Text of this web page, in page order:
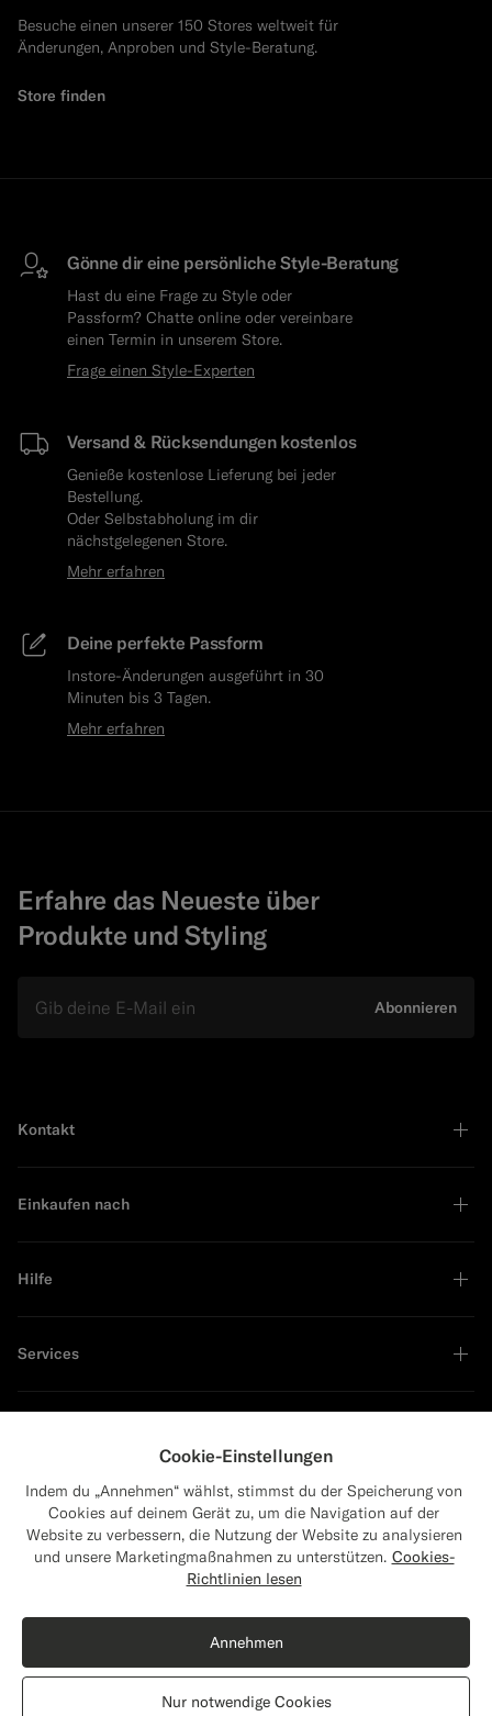
Besuche einen unserer 150 Stores weltweit für
Änderungen, Anproben und Style-Beratung.
Store finden
Gönne dir eine persönliche Style-Beratung
Hast du eine Frage zu Style oder
Passform? Chatte online oder vereinbare
einen Termin in unserem Store.
Frage einen Style-Experten
Versand & Rücksendungen kostenlos
Genieße kostenlose Lieferung bei jeder
Bestellung.
Oder Selbstabholung im dir
nächstgelegenen Store.
Mehr erfahren
Deine perfekte Passform
Instore-Änderungen ausgeführt in 30
Minuten bis 3 Tagen.
Mehr erfahren
Erfahre das Neueste über
Produkte und Styling
Abonnieren
Kontakt
Einkaufen nach
Hilfe
Services
Führend in Nachhaltigkeit
Close
Versand nach Die Vereinigten Staaten?
relevante Produkte und Inhalte zu sehen.
Die Vereinigten Staaten(USD)
Cookie-Einstellungen
Indem du „Annehmen“ wählst, stimmst du der Speicherung von
Cookies auf deinem Gerät zu, um die Navigation auf der
Website zu verbessern, die Nutzung der Website zu analysieren
und unsere Marketingmaßnahmen zu unterstützen. Cookies-
Richtlinien lesen
Nur notwendige Cookies
Annehmen